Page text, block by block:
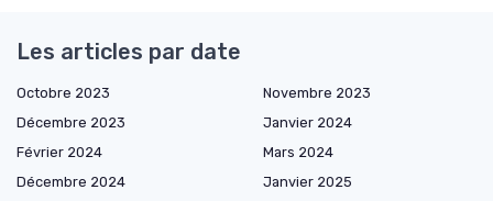
Les articles par date
Octobre 2023
Novembre 2023
Décembre 2023
Janvier 2024
Février 2024
Mars 2024
Décembre 2024
Janvier 2025